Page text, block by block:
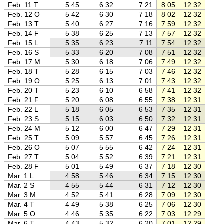
Feb. 11 T 5 45 6 32 7 21 8 05 12 32
Feb. 12 O
5 42 6 30 7 18 8 02 12 32
Feb. 13 T
5 40 6 27 7 16 7 59 12 32
Feb. 14 F
5 38 6 25 7 13 7 57 12 32
Feb. 15 L
5 35 6 23 7 11 7 54 12 32
Feb. 16 S
5 33 6 20 7 08 7 51 12 32
Feb. 17 M
5 30 6 18 7 06 7 49 12 32
Feb. 18 T
5 28 6 15 7 03 7 46 12 32
Feb. 19 O
5 25 6 13 7 01 7 43 12 32
Feb. 20 T
5 23 6 10 6 58 7 41 12 32
Feb. 21 F
5 20 6 08 6 55 7 38 12 31
Feb. 22 L
5 18 6 05 6 53 7 35 12 31
Feb. 23 S
5 15 6 03 6 50 7 32 12 31
Feb. 24 M
5 12 6 00 6 47 7 29 12 31
Feb. 25 T
5 09 5 57 6 45 7 26 12 31
Feb. 26 O
5 07 5 55 6 42 7 24 12 31
Feb. 27 T
5 04 5 52 6 39 7 21 12 31
Feb. 28 F
5 01 5 49 6 37 7 18 12 30
Mar. 1 L
4 58 5 46 6 34 7 15 12 30
Mar. 2 S
4 55 5 44 6 31 7 12 12 30
Mar. 3 M
4 52 5 41 6 28 7 09 12 30
Mar. 4 T
4 49 5 38 6 25 7 06 12 30
Mar. 5 O
4 46 5 35 6 22 7 03 12 29